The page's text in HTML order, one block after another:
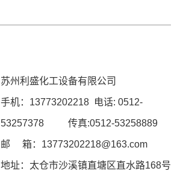
苏州利盛化工设备有限公司
手机： 13773202218电话: 0512-
53257378 传真:0512-53258889
邮 箱：13773202218@163.com
地址：太仓市沙溪镇直塘区直水路168号